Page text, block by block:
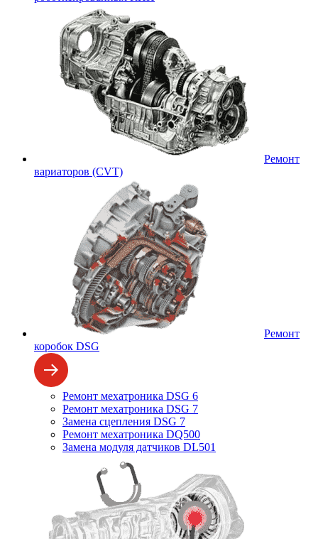
Ремонт
вариаторов (CVT)
Ремонт
коробок DSG
Ремонт мехатроника DSG 6
Ремонт мехатроника DSG 7
Замена сцепления DSG 7
Ремонт мехатроника DQ500
Замена модуля датчиков DL501